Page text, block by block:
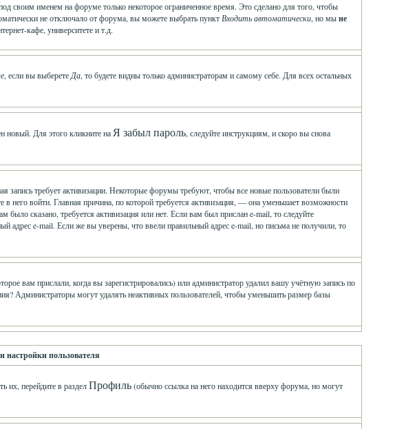
своим именем на форуме только некоторое ограниченное время. Это сделано для того, чтобы
не отключало от форума, вы можете выбрать пункт Входить автоматически, но мыне
кафе, университете и т.д.
, если вы выберетеДа, то будете видны только администраторам и самому себе. Для всех остальных
новый. Для этого кликните на Я забыл пароль, следуйте инструкциям, и скоро вы снова
требует активизации. Некоторые форумы требуют, чтобы все новые пользователи были
него войти. Главная причина, по которой требуется активизация, — она уменьшает возможности
сказано, требуется активизация или нет. Если вам был прислан e-mail, то следуйте
адрес e-mail. Если же вы уверены, что ввели правильный адрес e-mail, но письма не получили, то
вам прислали, когда вы зарегистрировались) или администратор удалил вашу учётную запись по
Администраторы могут удалять неактивных пользователей, чтобы уменьшить размер базы
настройки пользователя
их, перейдите в разделПрофиль(обычно ссылка на него находится вверху форума, но могут